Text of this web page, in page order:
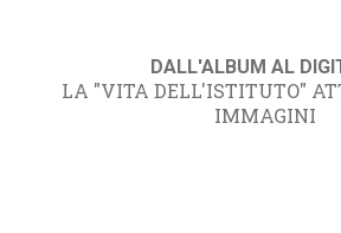
DALL'ALBUM AL
LA "VITA DELL'ISTITUTO"
IMMAGINI